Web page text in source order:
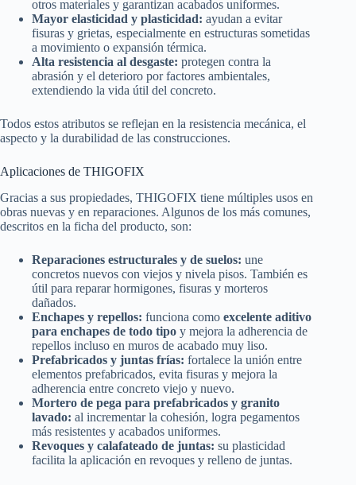
otros materiales y garantizan acabados uniformes.
Mayor elasticidad y plasticidad: ayudan a evitar
fisuras y grietas, especialmente en estructuras sometidas
a movimiento o expansión térmica.
Alta resistencia al desgaste: protegen contra la
abrasión y el deterioro por factores ambientales,
extendiendo la vida útil del concreto.
Todos estos atributos se reflejan en la resistencia mecánica, el
aspecto y la durabilidad de las construcciones.
Aplicaciones de THIGOFIX
Gracias a sus propiedades, THIGOFIX tiene múltiples usos en
obras nuevas y en reparaciones. Algunos de los más comunes,
descritos en la ficha del producto, son:
Reparaciones estructurales y de suelos: une
concretos nuevos con viejos y nivela pisos. También es
útil para reparar hormigones, fisuras y morteros
dañados.
Enchapes y repellos: funciona como excelente aditivo
para enchapes de todo tipo y mejora la adherencia de
repellos incluso en muros de acabado muy liso.
Prefabricados y juntas frías: fortalece la unión entre
elementos prefabricados, evita fisuras y mejora la
adherencia entre concreto viejo y nuevo.
Mortero de pega para prefabricados y granito
lavado: al incrementar la cohesión, logra pegamentos
más resistentes y acabados uniformes.
Revoques y calafateado de juntas: su plasticidad
facilita la aplicación en revoques y relleno de juntas.